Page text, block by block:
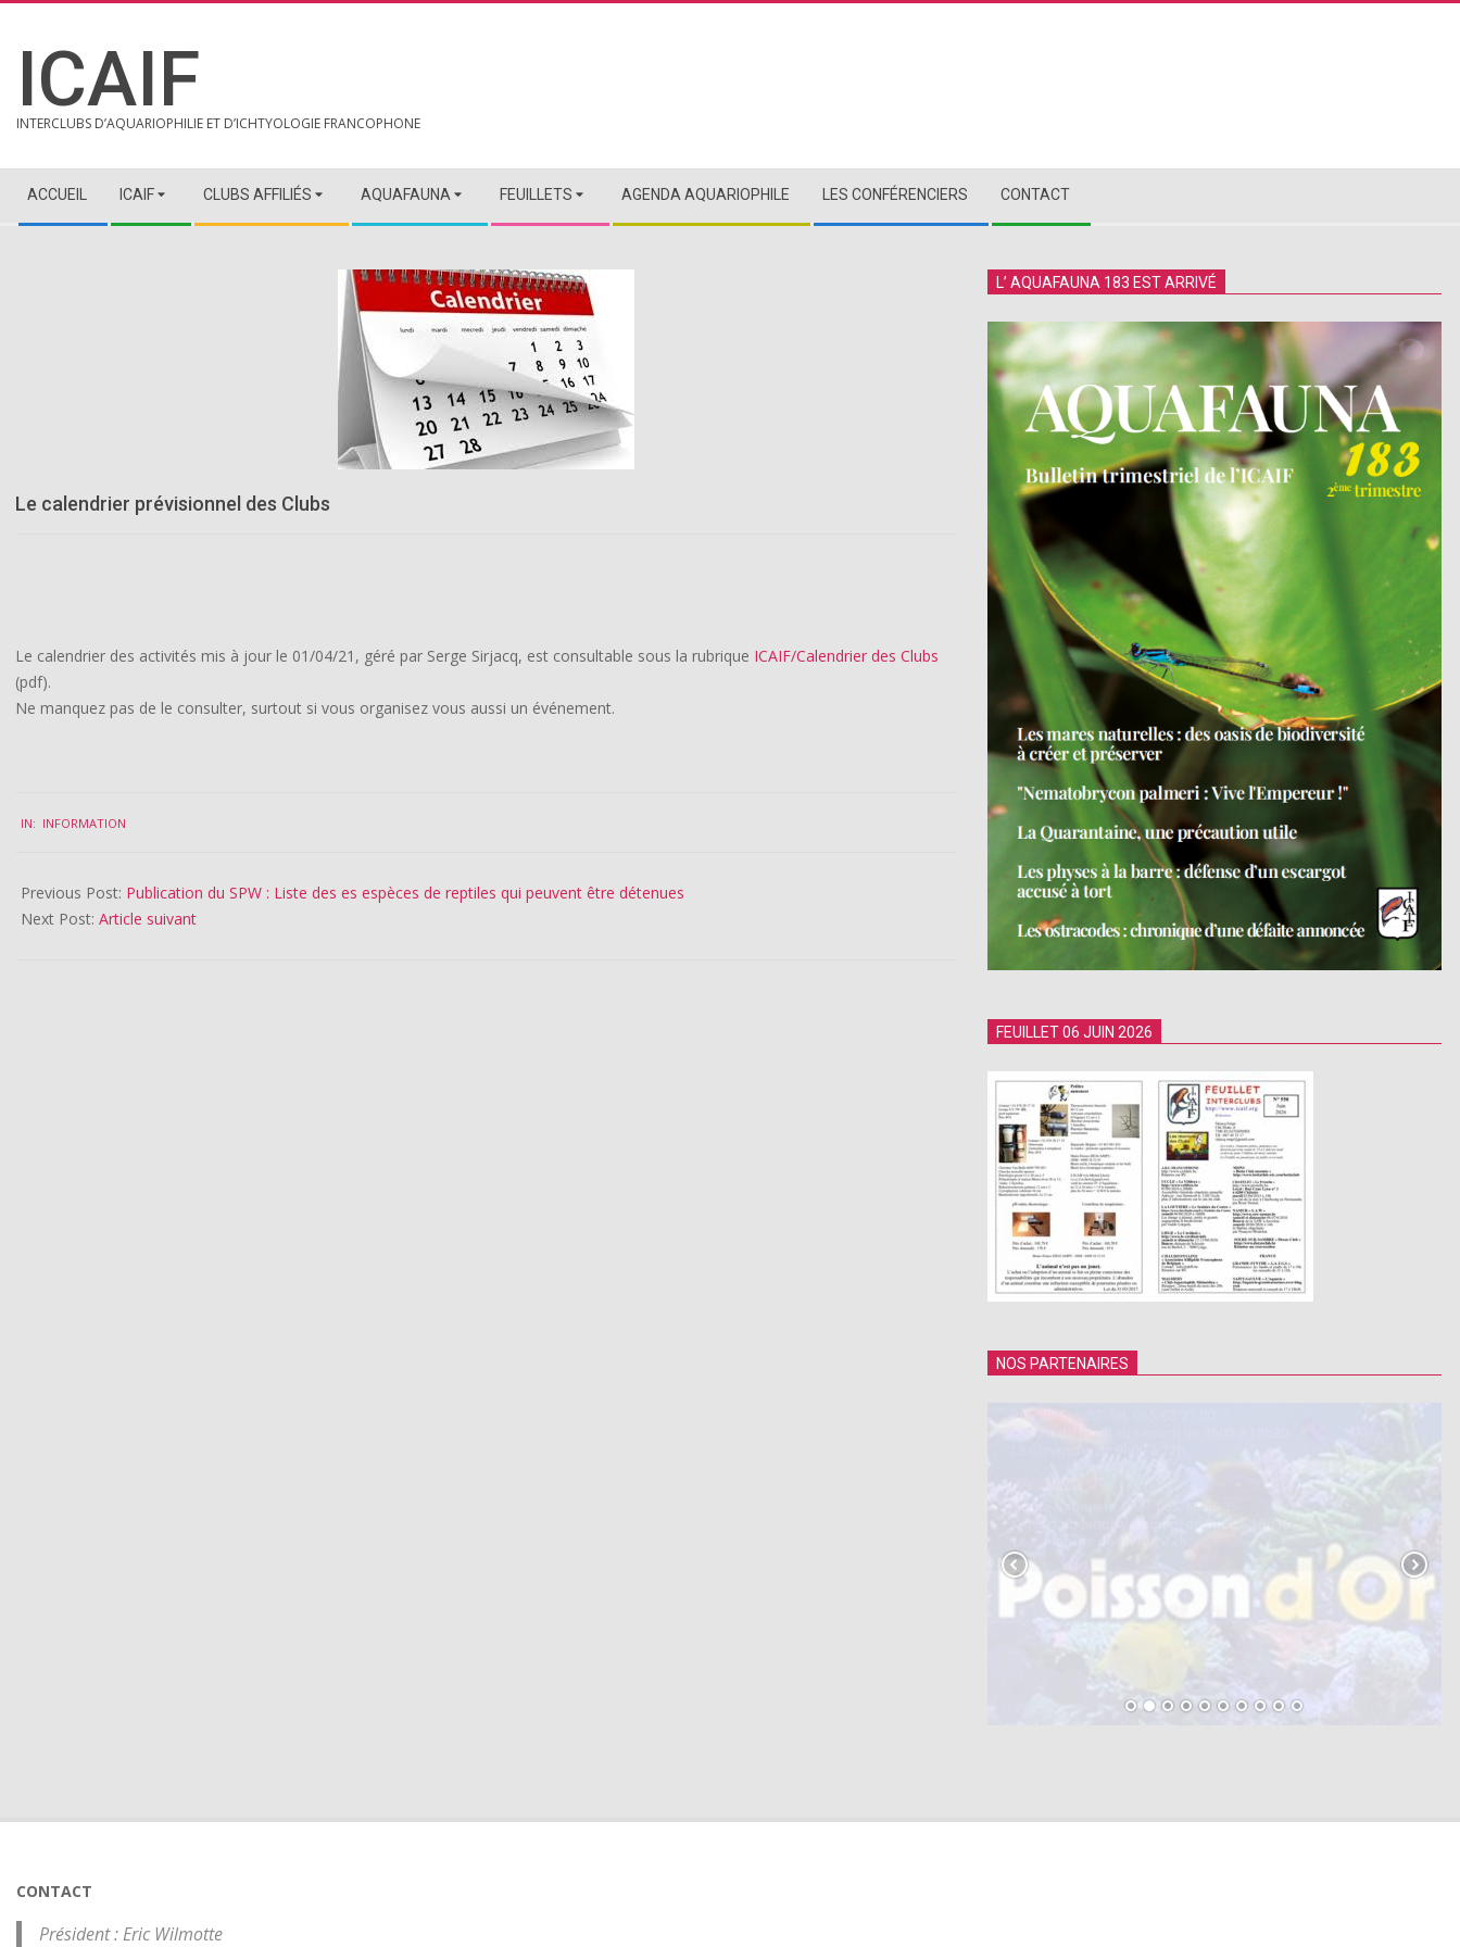
content
ICAIF
INTERCLUBS D’AQUARIOPHILIE ET D’ICHTYOLOGIE FRANCOPHONE
Navigation
Menu
ACCUEIL ICAIF CLUBS AFFILIÉS AQUAFAUNA FEUILLETS AGENDA AQUARIOPHILE LES CONFÉRENCIERS CONTACT
Le calendrier prévisionnel des Clubs
Le calendrier des activités mis à jour le 01/04/21, géré par Serge Sirjacq, est consultable sous la rubrique ICAIF/Calendrier des Clubs
(pdf).
Ne manquez pas de le consulter, surtout si vous organisez vous aussi un événement.
04-
IN: INFORMATION
Previous Post: Publication du SPW : Liste des es espèces de reptiles qui peuvent être détenues
Next Post: Article suivant
L’ AQUAFAUNA 183 EST ARRIVÉ
FEUILLET 06 JUIN 2026
NOS PARTENAIRES
CONTACT
Président : Eric Wilmotte